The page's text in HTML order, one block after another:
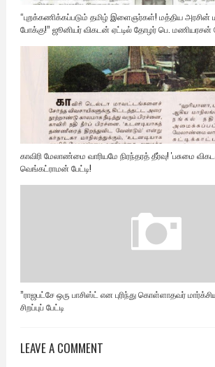
“புறக்கணிக்கப்படும் தமிழ் இளைஞர்கள்! மத்திய அரசின்
போக்கு!” ஜூனியர் விகடன் ஏட்டில் தோழர் பெ. மணியரசன்
காவிரி மேலாண்மை வாரியமே நிரந்தரத் தீர்வு! 'பசுமை
வெங்கட்ராமன் பேட்டி!
”ராஜபட்சே ஒரு பாசிஸ்ட் என புரிந்து கொள்ளாதவர்
சிறப்புப் பேட்டி
LEAVE A COMMENT